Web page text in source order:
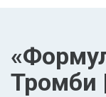
Тромби